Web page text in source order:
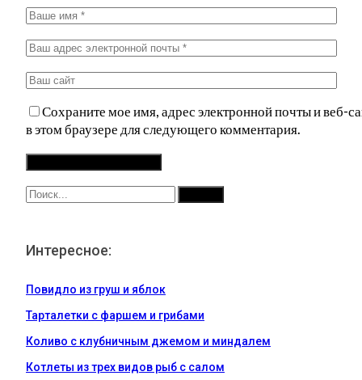
Сохраните мое имя, адрес электронной почты и веб-
в этом браузере для следующего комментария.
Интересное:
Повидло из груш и яблок
Тарталетки с фаршем и грибами
Коливо с клубничным джемом и миндалем
Котлеты из трех видов рыб с салом